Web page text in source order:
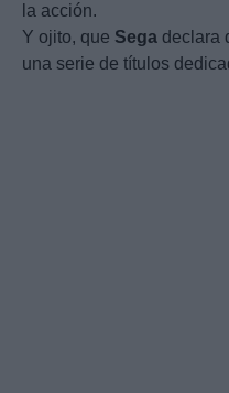
la acción.
Y ojito, que Sega declara
una serie de títulos